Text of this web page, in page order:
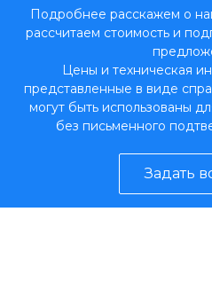
Подробнее расскажем о
рассчитаем стоимость и
Цены и техническая
представленные в виде
могут быть использованы
без письменного
Задать